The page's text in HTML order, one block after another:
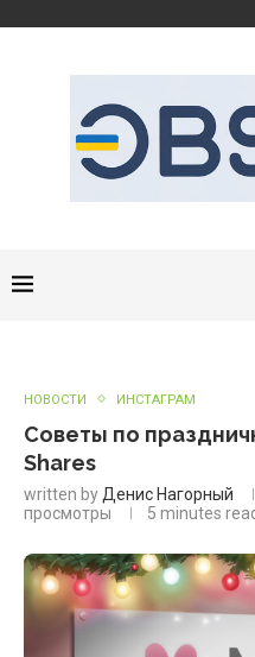
НОВОСТИ ИНСТАГРАМ
Советы по
Shares
written by Денис Нагорный
просмотры
5 minutes